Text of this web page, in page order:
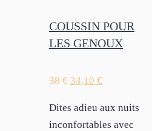
COUSSIN POUR
LES GENOUX
38€ 34,10 €
Dites adieu aux nuits
inconfortables avec